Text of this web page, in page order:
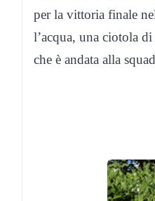
per la vittoria finale
l’acqua, una ciotola
che è andata alla